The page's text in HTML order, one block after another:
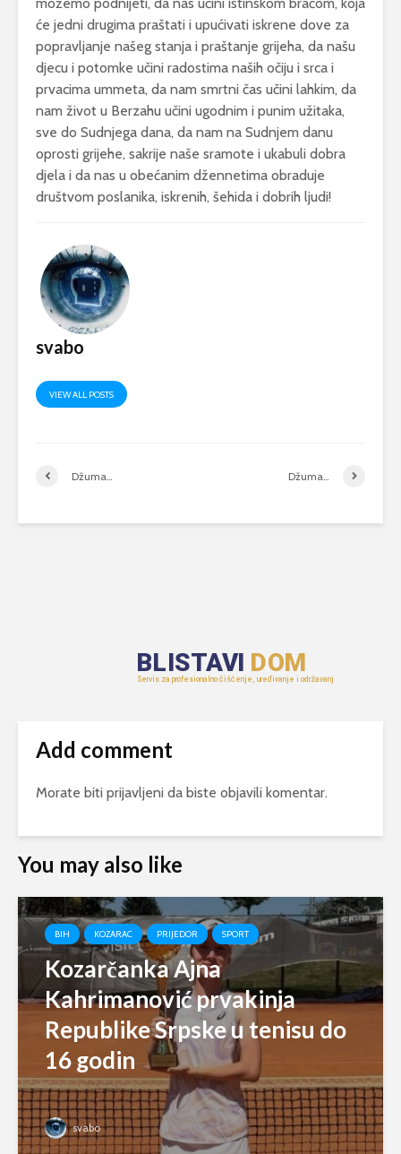
možemo podnijeti, da nas učini istinskom braćom, koja
će jedni drugima praštati i upućivati iskrene dove za
popravljanje našeg stanja i praštanje grijeha, da našu
djecu i potomke učini radostima naših očiju i srca i
prvacima ummeta, da nam smrtni čas učini lahkim, da
nam život u Berzahu učini ugodnim i punim užitaka,
sve do Sudnjega dana, da nam na Sudnjem danu
oprosti grijehe, sakrije naše sramote i ukabuli dobra
djela i da nas u obećanim džennetima obraduje
društvom poslanika, iskrenih, šehida i dobrih ljudi!
svabo
VIEW ALL POSTS
Džuma… Džuma…
Add comment
Morate biti prijavljeni da biste objavili komentar.
You may also like
BIH KOZARAC PRIJEDOR SPORT
Kozarčanka Ajna
Kahrimanović prvakinja
Republike Srpske u tenisu do
16 godin
svabo